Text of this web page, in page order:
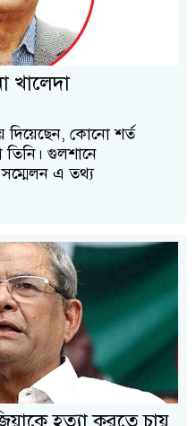
খালেদা
দিয়েছেন, কোনো শর্ত
তিনি। গুলশানে
সম্মেলন এ তথ্য